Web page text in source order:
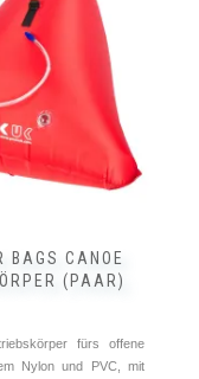
BAGS CANOE
(PAAR)
fürs offene
Nylon und PVC, mit